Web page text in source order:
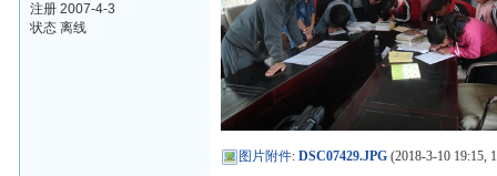
注册 2007-4-3
状态 离线
图片附件:DSC07429.JPG (2018-3-10 19:15,